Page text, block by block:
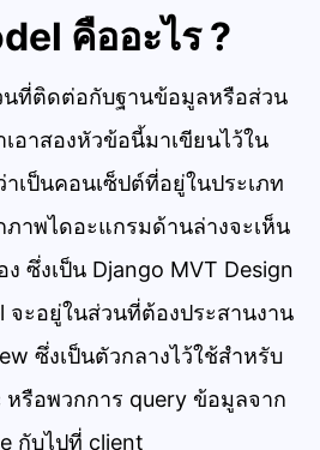
คืออะไร ?
นที่ติดต่อกับฐานข้อมูลหรือส่วน
อาสองหัวข้อนี้มาเขียนไว้ใน
าเป็นคอนเซ็ปต์ที่อยู่ในประเภท
ภาพไดอะแกรมด้านล่างจะเห็น
ซึ่งเป็น Django MVT Design
จะอยู่ในส่วนที่ต้องประสานงาน
ซึ่งเป็นตัวกลางไว้ใช้สำหรับ
หรือพวกการ query ข้อมูลจาก
กับไปที่ client